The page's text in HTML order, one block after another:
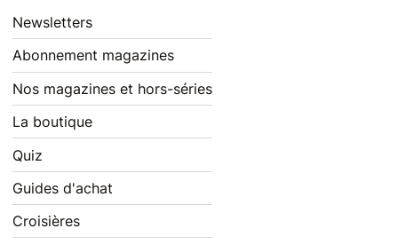
Newsletters
Abonnement magazines
Nos magazines et hors-séries
La boutique
Quiz
Guides d'achat
Croisières